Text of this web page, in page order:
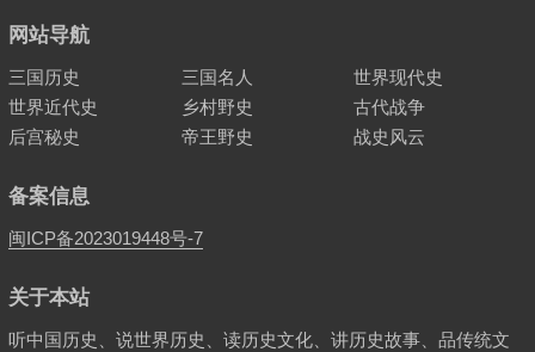
网站导航
三国历史 三国名人
世界现代史
世界近代史
乡村野史
古代战争
后宫秘史
帝王野史 战史风云
备案信息
闽ICP备2023019448号-7
关于本站
听中国历史、说世界历史、读历史文化、讲历史故事、品传统文